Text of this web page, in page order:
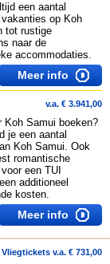
een aantal
op Koh
tot rustige
naar de
accommodaties.
Meer info
v.a. € 3.941,00
Koh Samui boeken?
je een aantal
Koh Samui. Ook
romantische
een TUI
additioneel
kosten.
Meer info
Vliegtickets v.a. € 731,00